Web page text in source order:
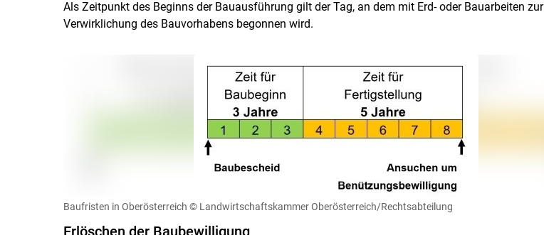
Skip to main content
Als Zeitpunkt des Beginns der Bauausführung gilt der Tag, an dem mit Erd- oder Bauarbeiten zur
Verwirklichung des Bauvorhabens begonnen wird.
Baufristen in Oberösterreich © Landwirtschaftskammer Oberösterreich/Rechtsabteilung
Erlöschen der Baubewilligung